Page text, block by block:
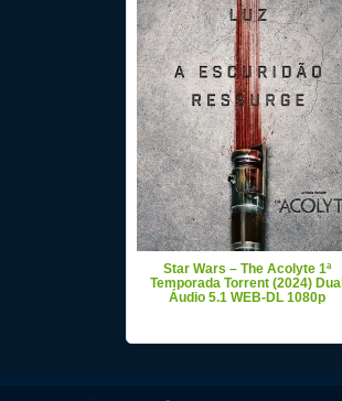
Star Wars – The Acolyte 1ª
Temporada Torrent (2024) Dual
Áudio 5.1 WEB-DL 1080p